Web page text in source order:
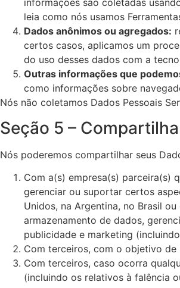
informações são coletadas
leia como nós usamos
Dados anônimos ou agregados:
certos casos, aplicamos um
do uso desses dados com a
Outras informações que
como informações sobre
Nós não coletamos Dados Pessoais
Seção 5 –
Nós poderemos compartilhar seus
Com a(s) empresa(s) parceira(s)
gerenciar ou suportar certos
Unidos, na Argentina, no Brasil
armazenamento de dados,
publicidade e marketing
Com terceiros, com o objetivo de
Com terceiros, caso ocorra
(incluindo os relativos à falência